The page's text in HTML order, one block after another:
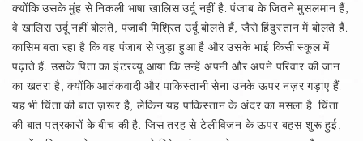
क्योंकि उसके मुंह से निकली भाषा खालिस उर्दू नहीं है. पंजाब के जितने मुसलमान हैं,
वे खालिस उर्दू नहीं बोलते, पंजाबी मिश्रित उर्दू बोलते हैं, जैसे हिंदुस्तान में बोलते हैं.
कासिम बता रहा है कि वह पंजाब से जुड़ा हुआ है और उसके भाई किसी स्कूल में
पढ़ाते हैं. उसके पिता का इंटरव्यू आया कि उन्हें अपनी और अपने परिवार की जान
का खतरा है, क्योंकि आतंकवादी और पाकिस्तानी सेना उनके ऊपर नज़र गड़ाए हैं.
यह भी चिंता की बात ज़रूर है, लेकिन यह पाकिस्तान के अंदर का मसला है. चिंता
की बात पत्रकारों के बीच की है. जिस तरह से टेलीविजन के ऊपर बहस शुरू हुई,